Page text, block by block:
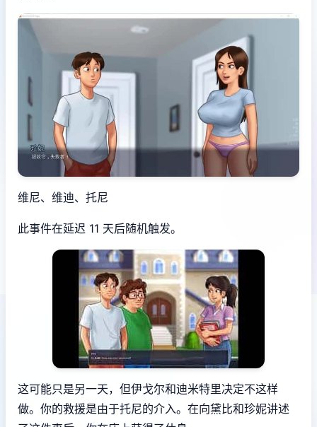
维尼、维迪、托尼
此事件在延迟 11 天后随机触发。
这可能只是另一天，但伊戈尔和迪米特里决定不这样
做。你的救援是由于托尼的介入。在向黛比和珍妮讲述